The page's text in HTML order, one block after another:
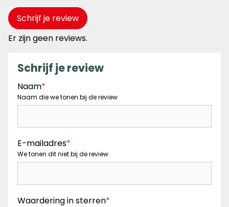
Schrijf je review
Er zijn geen reviews.
Schrijf je review
Naam*
Naam die we tonen bij de review
E-mailadres*
We tonen dit niet bij de review
Waardering in sterren*